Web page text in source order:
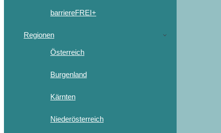
barriereFREI+
Regionen
Österreich
Burgenland
Kärnten
Niederösterreich